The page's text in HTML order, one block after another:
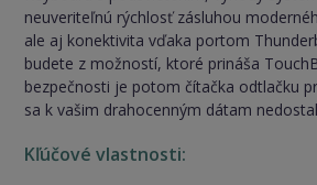
neuveriteľnú rýchlosť zásluhou
ale aj konektivita vďaka portom
budete z možností, ktoré prináša
bezpečnosti je potom čítačka odtlačku
sa k vašim drahocenným dátam
Kľúčové vlastnosti: